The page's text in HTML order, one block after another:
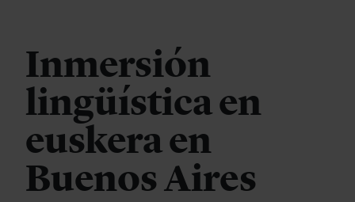
Inmersión
lingüística en
euskera en
Buenos Aires